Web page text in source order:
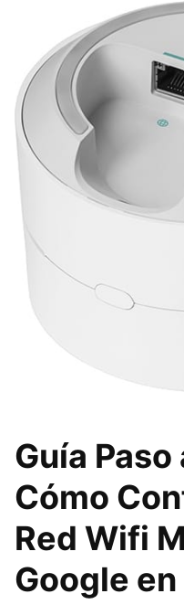
Guía Paso
Cómo
Red Wifi
Google